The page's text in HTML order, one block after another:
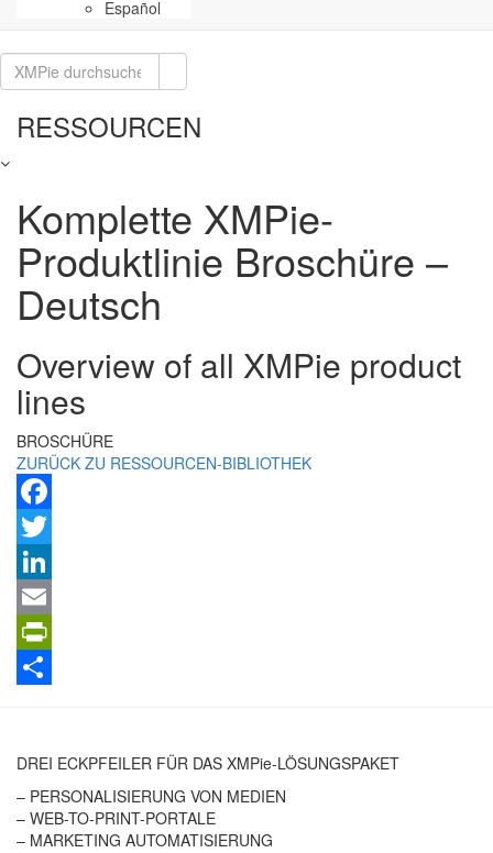
Español
Suchen
nach:
RESSOURCEN
Komplette XMPie-
Produktlinie Broschüre –
Deutsch
Overview of all XMPie product
lines
BROSCHÜRE
ZURÜCK ZU RESSOURCEN-BIBLIOTHEK
Facebook
Twitter
LinkedIn
Email
PrintFriendly
DREI ECKPFEILER FÜR DAS XMPie-LÖSUNGSPAKET
– PERSONALISIERUNG VON MEDIEN
– WEB-TO-PRINT-PORTALE
– MARKETING AUTOMATISIERUNG